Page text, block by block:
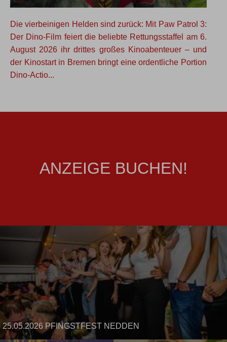
Die vierbeinigen Helden sind zurück: Mit Paw Patrol 3:
Der Dino-Film feiert die beliebte Rettungsstaffel am 6.
August 2026 ihr drittes großes Kinoabenteuer – und
der Kinostart in Bremen bringt eine ordentliche Portion
Dino-Actio...
ANZEIGE BUCHEN!
25.05.2026 PFINGSTFEST NEDDEN